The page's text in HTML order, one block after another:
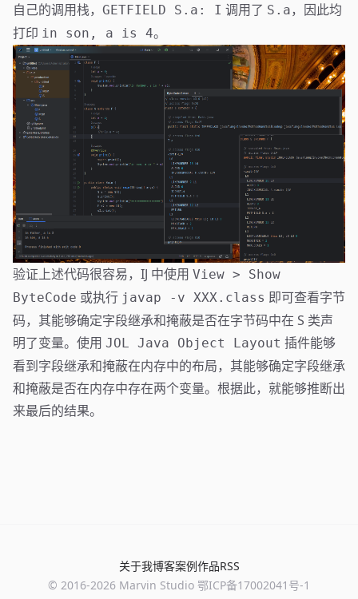
自己的调用栈， GETFIELD S.a: I 调用了 S.a，因此均
打印 in son, a is 4。
验证上述代码很容易，IJ 中使用 View > Show
ByteCode 或执行 javap -v XXX.class 即可查看字节
码，其能够确定字段继承和掩蔽是否在字节码中在 S 类声
明了变量。使用 JOL Java Object Layout 插件能够
看到字段继承和掩蔽在内存中的布局，其能够确定字段继承
和掩蔽是否在内存中存在两个变量。根据此，就能够推断出
来最后的结果。
关于我博客案例作品RSS
© 2016-2026 Marvin Studio 鄂ICP备17002041号-1